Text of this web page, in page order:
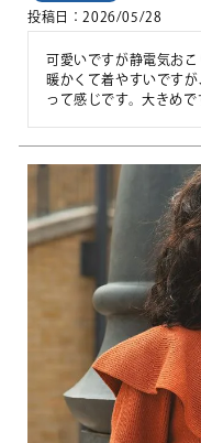
投稿日 2026/05/28
可愛いですが静電気おこ
暖かくて着やすいです
って感じです。大きめで